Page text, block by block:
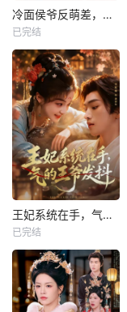
冷面侯爷反萌差，独宠作精继室啦
已完结
王妃系统在手，气的王爷发抖
已完结